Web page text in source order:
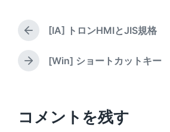
yd
n
g
e
w
P
r
e
v
s
[IA] トロンHMIとJIS規格
N
p
o
[Win] ショートカットキー
コメントを残す